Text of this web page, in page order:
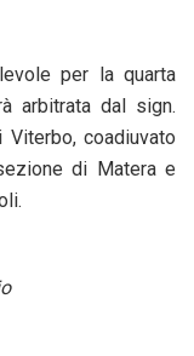
per la quarta
arbitrata dal sign.
coadiuvato
di Matera e